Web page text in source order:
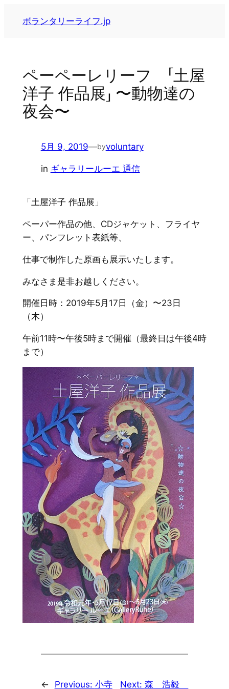
ボランタリーライフ.jp
ペーペーレリーフ 「土屋
洋子 作品展」 〜動物達の
夜会〜
5月 9, 2019—byvoluntary
in ギャラリールーエ 通信
「土屋洋子 作品展」
ペーパー作品の他、CDジャケット、フライヤ
ー、パンフレット表紙等、
仕事で制作した原画も展示いたします。
みなさま是非お越しください。
開催日時：2019年5月17日（金）〜23日
（木）
午前11時〜午後5時まで開催（最終日は午後4時
まで）
← Previous: 小寺 Next:森 浩毅